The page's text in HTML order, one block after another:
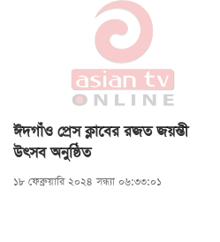
ঈদগাঁও প্রেস ক্লাবের রজত জয়ন্তী
উৎসব অনুষ্ঠিত
১৮ ফেব্রুয়ারি ২০২৪ সন্ধ্যা ০৬:৩৩:০১